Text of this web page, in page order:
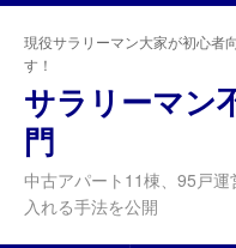
現役サラリーマン大家が初心者
す！
サラリーマン
門
中古アパート11棟、95戸
入れる手法を公開